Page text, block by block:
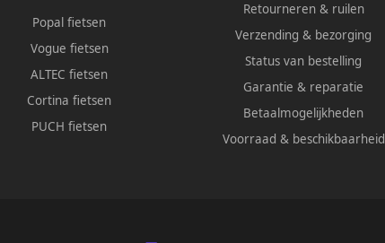
Popal fietsen
Vogue fietsen
ALTEC fietsen
Cortina fietsen
PUCH fietsen
Retourneren & ruilen
Verzending & bezorging
Status van bestelling
Garantie & reparatie
Betaalmogelijkheden
Voorraad & beschikbaarheid